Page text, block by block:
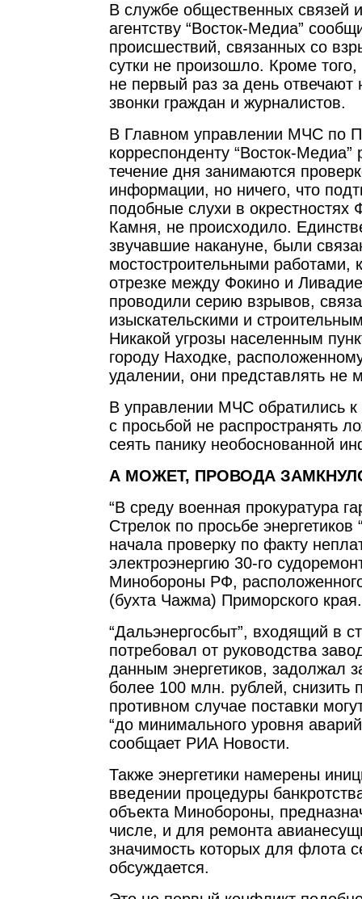
В службе общественных
агентству “Восток-Медиа”
происшествий, связанных со
сутки не произошло. Кроме
не первый раз за день отвечают
звонки граждан и журналистов.
В Главном управлении МЧС по
корреспонденту “Восток-Медиа”
течение дня занимаются
информации, но ничего, что
подобные слухи в окрестностях
Камня, не происходило.
звучавшие накануне, были
мостостроительными работами,
отрезке между Фокино и
проводили серию взрывов,
изыскательскими и
Никакой угрозы населенным
городу Находке,
удалении, они представлять не
В управлении МЧС обратились
с просьбой не распространять
сеять панику необоснованной
А МОЖЕТ, ПРОВОДА
“В среду военная прокуратура
Стрелок по просьбе энергетиков
начала проверку по факту
электроэнергию 30-го
Минобороны РФ,
(бухта Чажма) Приморского края.
“Дальэнергосбыт”, входящий в
потребовал от руководства
данным энергетиков, задолжал
более 100 млн. рублей, снизить
противном случае поставки
“до минимального уровня
сообщает РИА Новости.
Также энергетики намерены
введении процедуры
объекта Минобороны,
числе, и для ремонта
значимость которых для флота
обсуждается.